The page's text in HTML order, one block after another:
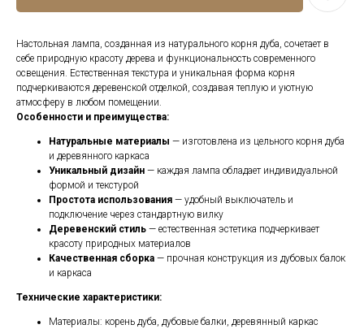
Настольная лампа, созданная из натурального корня дуба, сочетает в
себе природную красоту дерева и функциональность современного
освещения. Естественная текстура и уникальная форма корня
подчеркиваются деревенской отделкой, создавая теплую и уютную
атмосферу в любом помещении.
Особенности и преимущества:
Натуральные материалы — изготовлена из цельного корня дуба
и деревянного каркаса
Уникальный дизайн — каждая лампа обладает индивидуальной
формой и текстурой
Простота использования — удобный выключатель и
подключение через стандартную вилку
Деревенский стиль — естественная эстетика подчеркивает
красоту природных материалов
Качественная сборка — прочная конструкция из дубовых балок
и каркаса
Технические характеристики:
Материалы: корень дуба, дубовые балки, деревянный каркас